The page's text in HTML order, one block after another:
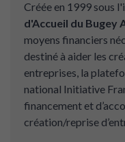
Créée en 1999 sous
d'Accueil du Bugey
moyens financiers
destiné à aider les
entreprises, la
national Initiative
financement et
création/reprise